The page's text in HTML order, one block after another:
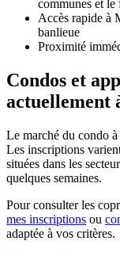
communes et le
Accès rapide à
banlieue
Proximité
Condos et
actuellement
Le marché du condo
Les inscriptions
situées dans les
quelques semaines.
Pour consulter les
mes inscriptions ou
adaptée à vos critères.